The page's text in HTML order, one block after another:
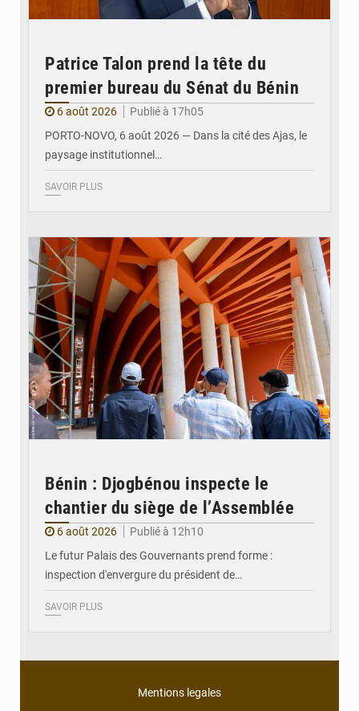
Patrice Talon prend la tête du
premier bureau du Sénat du Bénin
6 août 2026
Publié à 17h05
PORTO-NOVO, 6 août 2026 — Dans la cité des Ajas, le
paysage institutionnel…
SAVOIR PLUS
Bénin : Djogbénou inspecte le
chantier du siège de l’Assemblée
6 août 2026
Publié à 12h10
Le futur Palais des Gouvernants prend forme :
inspection d'envergure du président de…
SAVOIR PLUS
Mentions legales